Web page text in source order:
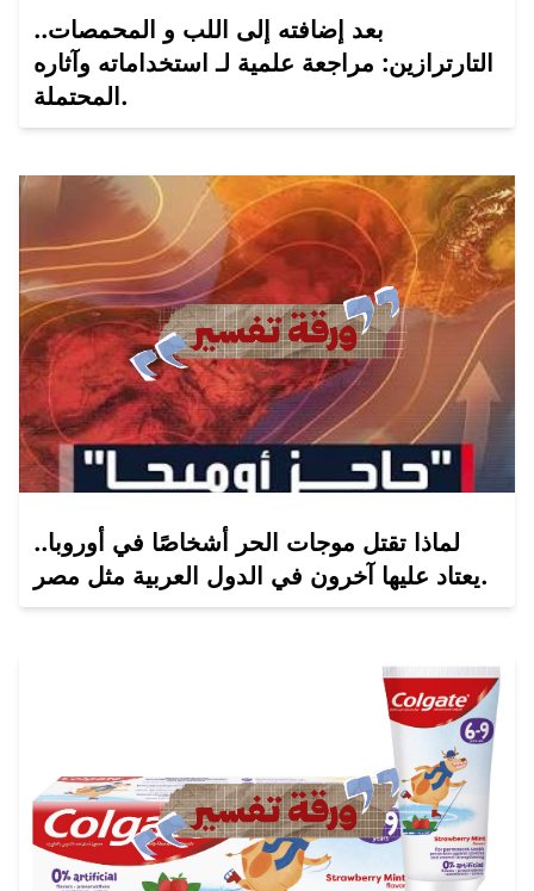
بعد إضافته إلى اللب و المحمصات..
التارترازين: مراجعة علمية لـ استخداماته وآثاره
المحتملة.
لماذا تقتل موجات الحر أشخاصًا في أوروبا..
يعتاد عليها آخرون في الدول العربية مثل مصر.